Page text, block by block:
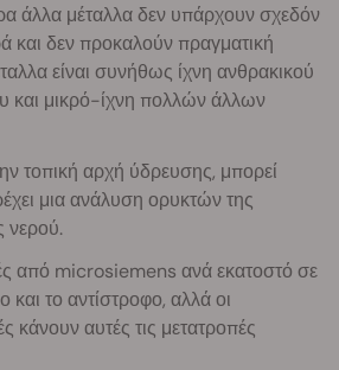
άλλα μέταλλα δεν υπάρχουν σχεδόν
και δεν προκαλούν πραγματική
είναι συνήθως ίχνη ανθρακικού
και μικρό-ίχνη πολλών άλλων
τοπική αρχή ύδρευσης, μπορεί
μια ανάλυση ορυκτών της
νερού.
από microsiemens ανά εκατοστό σε
και το αντίστροφο, αλλά οι
κάνουν αυτές τις μετατροπές